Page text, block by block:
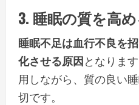
3. 睡眠の質を高
睡眠不足は血行不良を
化させる原因となりま
用しながら、質の良い
切です。